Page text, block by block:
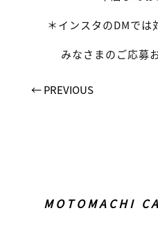
＊インスタのDMでは
みなさまのご応募
←PREVIOUS
MOTOMACHI